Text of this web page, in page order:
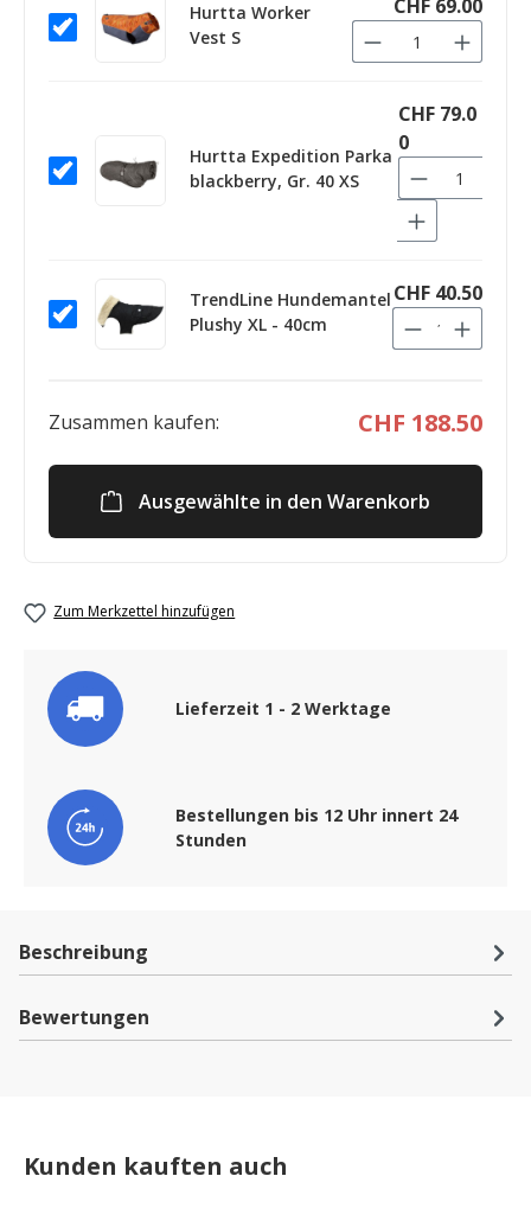
Hurtta Worker
Vest S
CHF 69.00
Hurtta Expedition Parka
blackberry, Gr. 40 XS
CHF 79.0
0
TrendLine Hundemantel
Plushy XL - 40cm
CHF 40.50
Zusammen kaufen: CHF 188.50
Ausgewählte in den Warenkorb
Zum Merkzettel hinzufügen
Lieferzeit 1 - 2 Werktage
Bestellungen bis 12 Uhr innert 24
Stunden
Beschreibung
Bewertungen
Kunden kauften auch